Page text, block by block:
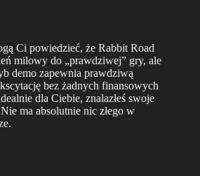
Ci powiedzieć, że Rabbit Road
milowy do „prawdziwej” gry, ale
demo zapewnia prawdziwą
bez żadnych finansowych
dla Ciebie, znalazłeś swoje
ma absolutnie nic złego w